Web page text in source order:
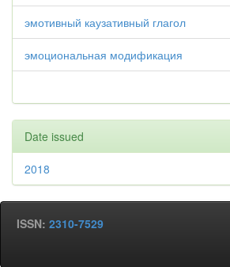
эмотивный каузативный глагол
эмоциональная модификация
Date issued
2018
ISSN: 2310-7529